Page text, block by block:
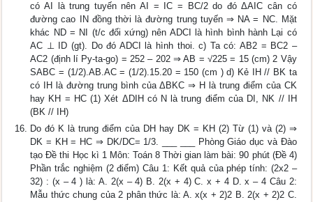
có AI là trung tuyến nên AI = IC = BC/2 do đó ΔAIC cân có
đường cao IN đồng thời là đường trung tuyến ⇒ NA = NC. Mặt
khác ND = NI (t/c đối xứng) nên ADCI là hình bình hành Lại có
AC ⊥ ID (gt). Do đó ADCI là hình thoi. c) Ta có: AB2 = BC2 –
AC2 (định lí Py-ta-go) = 252 – 202 ⇒ AB = √225 = 15 (cm) 2 Vậy
SABC = (1/2).AB.AC = (1/2).15.20 = 150 (cm ) d) Kẻ IH // BK ta
có IH là đường trung bình của ΔBKC ⇒ H là trung điểm của CK
hay KH = HC (1) Xét ΔDIH có N là trung điểm của DI, NK // IH
(BK // IH)
Do đó K là trung điểm của DH hay DK = KH (2) Từ (1) và (2) ⇒
DK = KH = HC ⇒ DK/DC= 1/3. ___ ___ Phòng Giáo dục và Đào
tạo Đề thi Học kì 1 Môn: Toán 8 Thời gian làm bài: 90 phút (Đề 4)
Phần trắc nghiệm (2 điểm) Câu 1: Kết quả của phép tính: (2x2 –
32) : (x – 4 ) là: A. 2(x – 4) B. 2(x + 4) C. x + 4 D. x – 4 Câu 2:
Mẫu thức chung của 2 phân thức là: A. x(x + 2)2 B. 2(x + 2)2 C.